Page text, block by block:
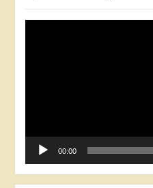
00:00